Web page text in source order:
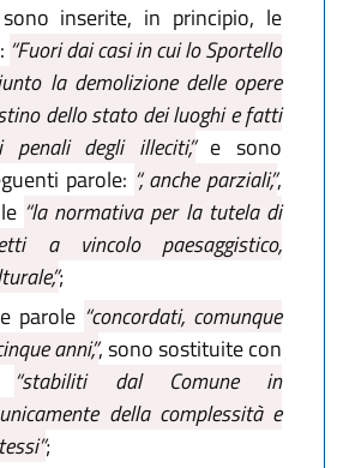
inserite, in principio, le
“Fuori dai casi in cui lo Sportello
la demolizione delle opere
dello stato dei luoghi e fatti
degli illeciti,”e sono
parole: “, anche parziali,”,
“la normativa per la tutela di
a vincolo paesaggistico,
;
parole “concordati, comunque
anni,”, sono sostituite con
“stabiliti dal Comune in
della complessità e
;